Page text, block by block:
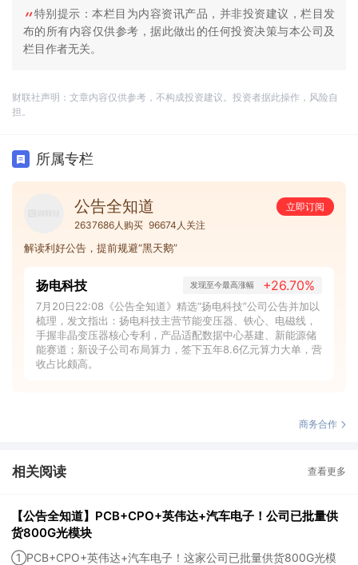
特别提示：本栏目为内容资讯产品，并非投资建议，栏目发
布的所有内容仅供参考，据此做出的任何投资决策与本公司及
栏目作者无关。
财联社声明：文章内容仅供参考，不构成投资建议。投资者据此操作，风险自
担。
所属专栏
公告全知道
立即订阅
2637686人购买 96674人关注
解读利好公告，提前规避“黑天鹅”
扬电科技 发现至今最高涨幅 +26.70%
7月20日22:08《公告全知道》精选“扬电科技”公司公告并加以
梳理，发文指出：扬电科技主营节能变压器、铁心、电磁线，
手握非晶变压器核心专利，产品适配数据中心基建、新能源储
能赛道；新设子公司布局算力，签下五年8.6亿元算力大单，营
收占比颇高。
商务合作
相关阅读 查看更多
【公告全知道】PCB+CPO+英伟达+汽车电子！公司已批量供
货800G光模块
①PCB+CPO+英伟达+汽车电子！这家公司已批量供货800G光模